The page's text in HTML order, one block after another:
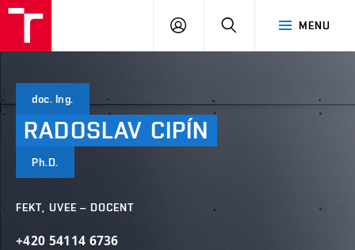
MENU
PŘIHLÁSIT
doc. Ing.
RADOSLAV CIPÍN
Ph.D.
FEKT, UVEE – DOCENT
+420 54114 6736